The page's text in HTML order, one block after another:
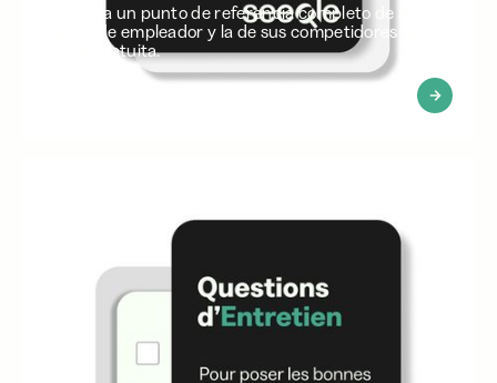
Obtenga un punto de referencia completo de su
marca de empleador y la de sus competidores de
forma gratuita.